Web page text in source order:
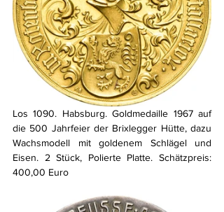
Los 1090. Habsburg. Goldmedaille 1967 auf
die 500 Jahrfeier der Brixlegger Hütte, dazu
Wachsmodell mit goldenem Schlägel und
Eisen. 2 Stück, Polierte Platte. Schätzpreis:
400,00 Euro